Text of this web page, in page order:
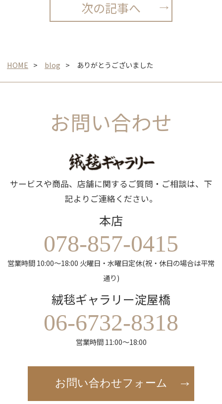
次の記事へ
HOME blog ありがとうございました
お問い合わせ
サービスや商品、店舗に関するご質問・ご相談は、下
記よりご連絡ください。
本店
078-857-0415
営業時間 10:00～18:00 火曜日・水曜日定休(祝・休日の場合は平常
通り)
絨毯ギャラリー淀屋橋
06-6732-8318
営業時間 11:00～18:00
お問い合わせフォーム